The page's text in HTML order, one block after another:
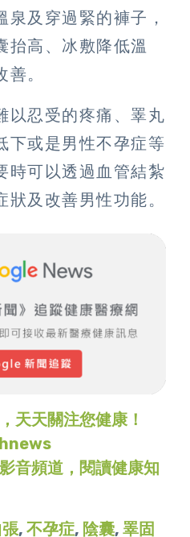
及穿過緊的褲子，
抬高、冰敷降低溫
。
以忍受的疼痛、睪丸
下或是男性不孕症等
時可以透過血管結紮
及改善男性功能。
天天關注您健康！
音頻道，閱讀健康知
, 不孕症, 陰囊, 睪固